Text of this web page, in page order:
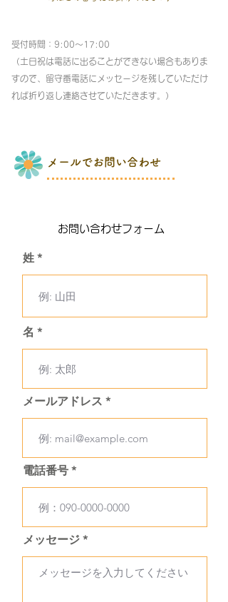
受付時間：9:00～17:00
（土日祝は電話に出ることができない場合もありま
すので、留守番電話にメッセージを残していただけ
れば折り返し連絡させていただきます。）
メールでお問い合わせ
​お問い合わせフォーム
姓
名
メールアドレス
電話番号
メッセージ